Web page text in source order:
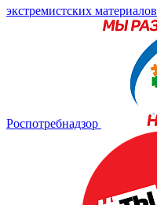
экстремистских материалов
Роспотребнадзор